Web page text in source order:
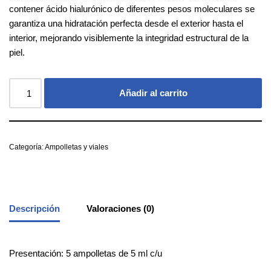
contener ácido hialurónico de diferentes pesos moleculares se
garantiza una hidratación perfecta desde el exterior hasta el
interior, mejorando visiblemente la integridad estructural de la
piel.
Añadir al carrito
Categoría:Ampolletas y viales
Descripción Valoraciones (0)
Presentación: 5 ampolletas de 5 ml c/u